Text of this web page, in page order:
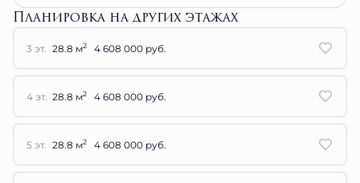
Планировка на других этажах
3 эт. 28.8 м2 4 608 000 руб.
4 эт. 28.8 м2 4 608 000 руб.
5 эт. 28.8 м2 4 608 000 руб.